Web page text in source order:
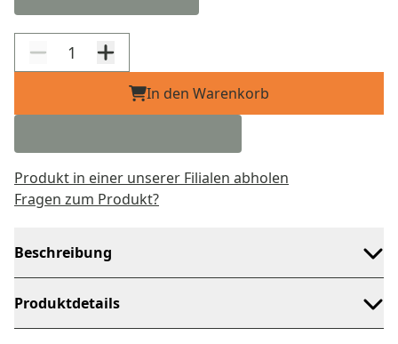
In den Warenkorb
Produkt in einer unserer Filialen abholen
Fragen zum Produkt?
Beschreibung
Produktdetails